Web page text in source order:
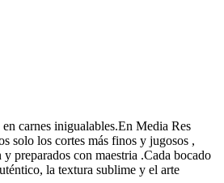
carnes inigualables.En Media Res
solo los cortes más finos y jugosos ,
preparados con maestria .Cada bocado
la textura sublime y el arte